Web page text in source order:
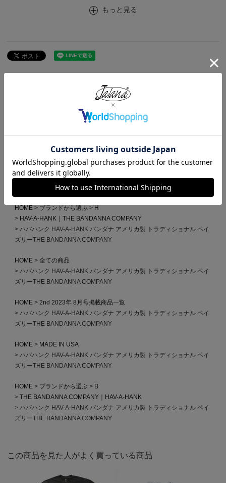
もっと見る
アイテムから選ぶ 小物
雑貨
HAV-A-HANK｜THE BANDANNA COMPANY
ハバハンク HAV-A-HANK バンダナ アメリカ製 トラディショナル ペイ
ズリーTHE BANDANNA COMPANY
HOME
レディース
ハバハンク HAV-A-HANK バンダナ アメリカ製 トラディショナル ペイ
ズリーTHE BANDANNA COMPANY
HOME ブランドから選ぶ
H
HAV-A-HANK｜THE BANDANNA COMPANY
ハバハンク HAV-A-HANK バンダナ アメリカ製 トラディショナル ペイ
ズリーTHE BANDANNA COMPANY
HOME
全ての商品
ハバハンク HAV-A-HANK バンダナ アメリカ製 トラディショナル ペイ
ズリーTHE BANDANNA COMPANY
HOME
2nd 2023年 8月号掲載商品一覧
ハバハンク HAV-A-HANK バンダナ アメリカ製 トラディショナル ペイ
ズリーTHE BANDANNA COMPANY
HOME
MADE IN USA
ハバハンク HAV-A-HANK バンダナ アメリカ製 トラディショナル ペイ
ズリーTHE BANDANNA COMPANY
HOME ブランドから選ぶ
B
THE BANDANNA COMPANY｜HAV-A-HANK
ハバハンク HAV-A-HANK バンダナ アメリカ製 トラディショナル ペイ
ズリーTHE BANDANNA COMPANY
この商品を見た人がよく買っている商品